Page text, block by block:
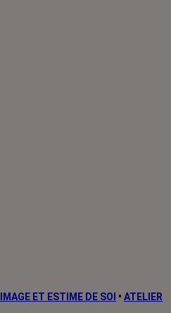
IMAGE ET ESTIME DE SOI • ATELIER